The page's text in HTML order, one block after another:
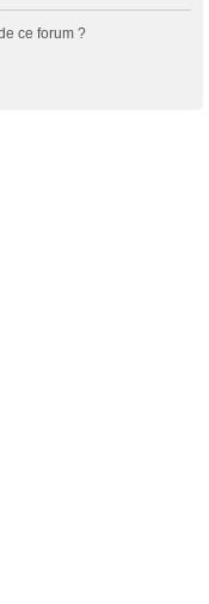
ce forum ?